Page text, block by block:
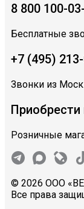
8 800 100-
Бесплатные
+7 (495)
Звонки из
Розничные
© 2026 ООО
Все права